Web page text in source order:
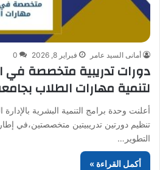
أمانى السيد عامر فبراير 8, 2026 0
دورات تدريبية متخصصة في
لتنمية مهارات الطلاب
أعلنت وحدة برامج التنمية البشرية
تنظيم دورتين تدريبيتين متخصصتين،في
التطوير…
أكمل القراءة »